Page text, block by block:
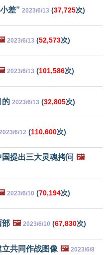
差” 2023/6/13 (37,725次)
2023/6/13 (52,573次)
2023/6/13 (101,586次)
的 2023/6/13 (32,805次)
6/12 (110,600次)
提出三大灵魂拷问 🖼️
2023/6/10 (70,194次)
部 🖼️ 2023/6/10 (67,830次)
共同作战图像 🖼️ 2023/6/8